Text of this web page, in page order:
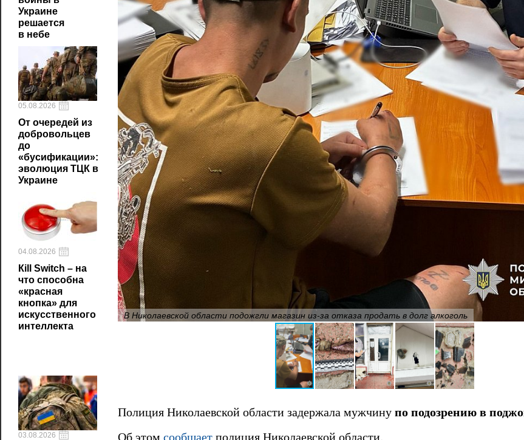
Украине
решается
в небе
05.08.2026
От очередей из
добровольцев
до
«бусификации»:
эволюция ТЦК в
Украине
04.08.2026
Кill Switch – на
что способна
«красная
кнопка» для
искусственного
интеллекта
03.08.2026
В Николаевской области подожгли магазин из-за отказа продать в долг алкоголь
Полиция Николаевской области задержала мужчину по подозрению в
Об этом сообщает полиция Николаевской области.